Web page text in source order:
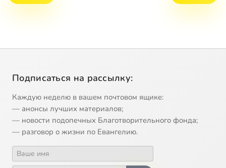
Подписаться на рассылку:
Каждую неделю в вашем почтовом ящике:
— анонсы лучших материалов;
— новости подопечных Благотворительного фонда;
— разговор о жизни по Евангелию.